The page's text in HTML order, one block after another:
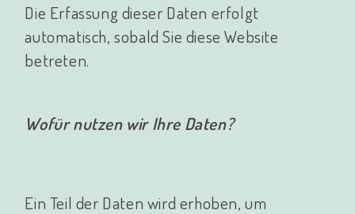
Die Erfassung dieser Daten erfolgt
automatisch, sobald Sie diese Website
betreten.
Wofür nutzen wir Ihre Daten?
Ein Teil der Daten wird erhoben, um